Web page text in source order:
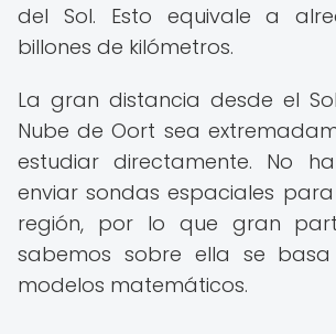
del Sol. Esto equivale a
billones de kilómetros.
La gran distancia desde el
Nube de Oort sea
estudiar directamente. No
enviar sondas espaciales
región, por lo que gran
sabemos sobre ella se
modelos matemáticos.